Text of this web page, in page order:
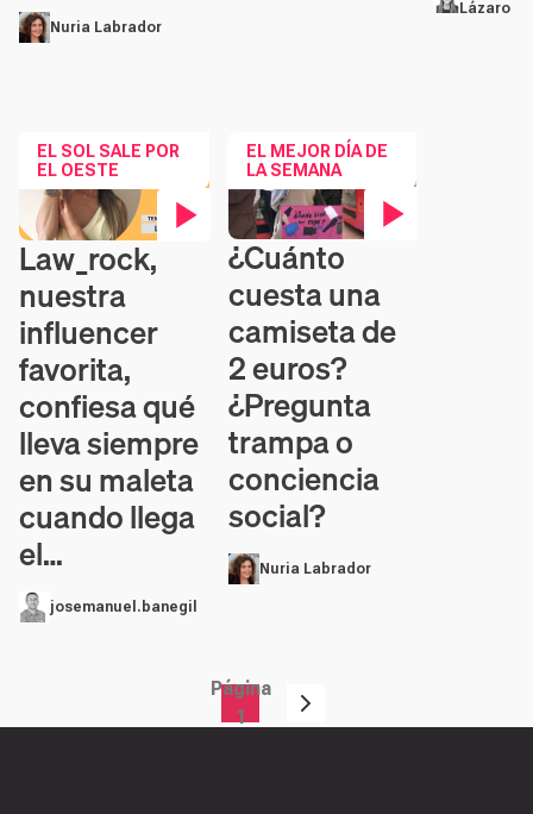
Nuria Labrador
Lázaro
EL SOL SALE POR
EL OESTE
Contenido en vídeo
Law_rock,
nuestra
influencer
favorita,
confiesa qué
lleva siempre
en su maleta
cuando llega
el…
josemanuel.banegil
EL MEJOR DÍA DE
LA SEMANA
Contenido en vídeo
¿Cuánto
cuesta una
camiseta de
2 euros?
¿Pregunta
trampa o
conciencia
social?
Nuria Labrador
Página
1